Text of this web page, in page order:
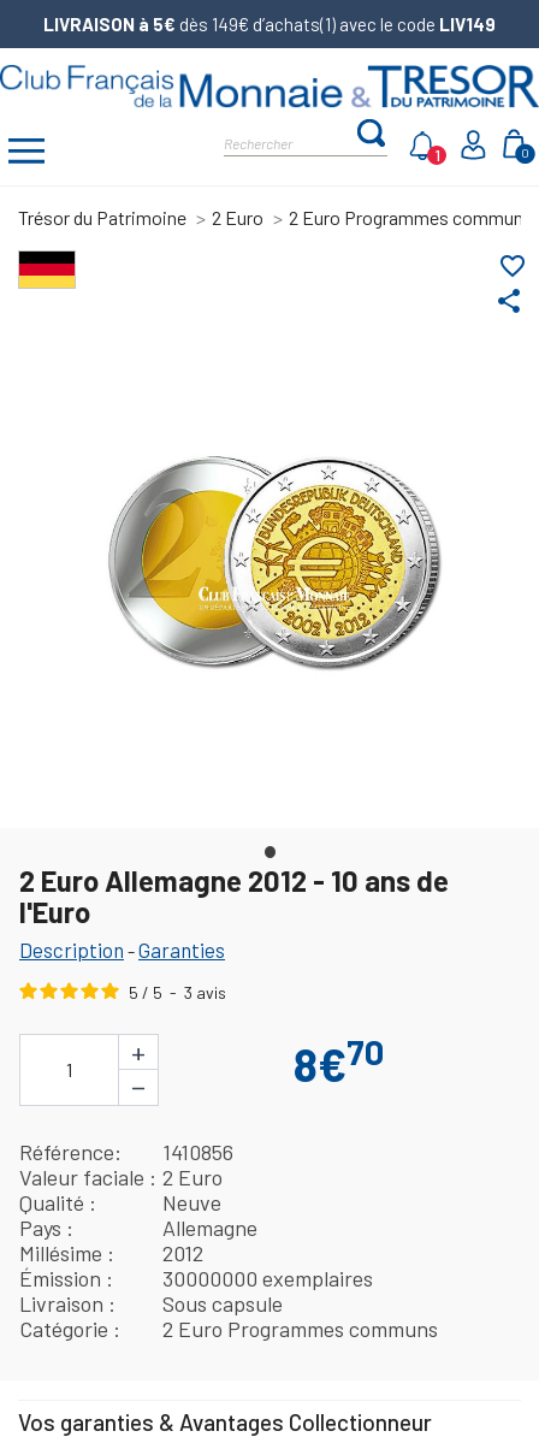
LIVRAISON à 5€ dès 149€ d’achats(1) avec le code LIV149
0
1
Trésor du Patrimoine 2 Euro 2 Euro Programmes communs
share
favorite_border
2 Euro Allemagne 2012 - 10 ans de
l'Euro
Description -Garanties
5 / 5 - 3 avis
1
+
−
8€70
Référence
1410856
Valeur faciale
2 Euro
Qualité
Neuve
Pays
Allemagne
Millésime
2012
Émission
30000000 exemplaires
Livraison
Sous capsule
Catégorie
2 Euro Programmes communs
Vos garanties & Avantages Collectionneur